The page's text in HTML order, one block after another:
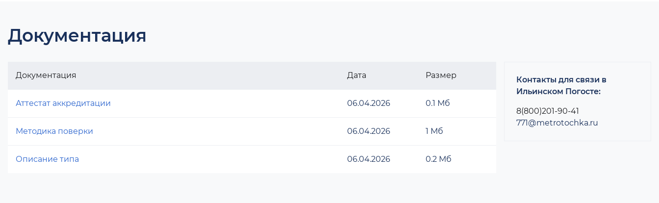
Документация
Документация Дата Размер
Аттестат аккредитации 06.04.2026 0.1 Мб
Методика поверки 06.04.2026 1 Мб
Описание типа 06.04.2026 0.2 Мб
Контакты для связи в
Ильинском Погосте:
8(800)201-90-41
771@metrotochka.ru